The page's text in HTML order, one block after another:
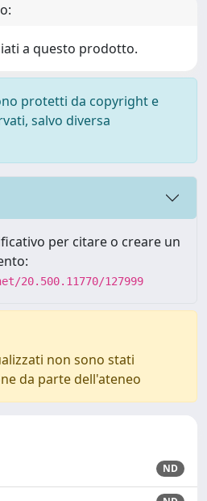
a questo prodotto.
protetti da copyright e
salvo diversa
per citare o creare un
20.500.11770/127999
non sono stati
da parte dell'ateneo
ND